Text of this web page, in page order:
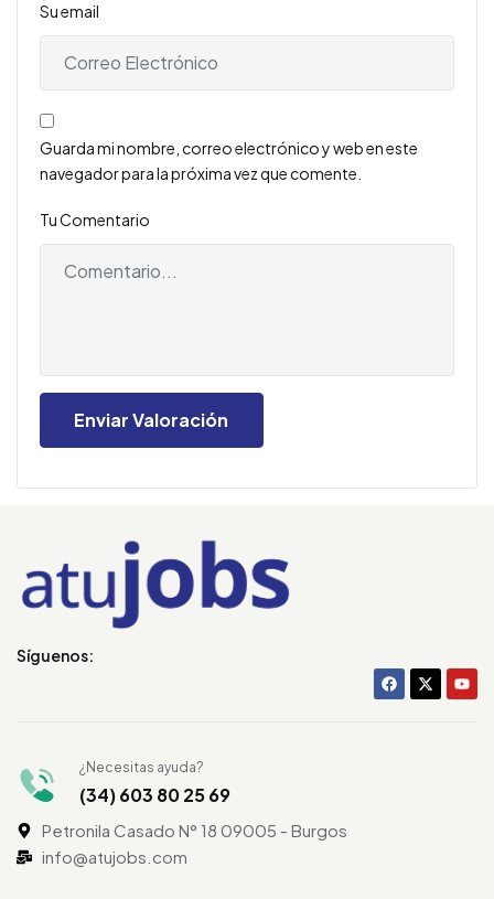
Su email
Guarda mi nombre, correo electrónico y web en este
navegador para la próxima vez que comente.
Tu Comentario
Síguenos:
¿Necesitas ayuda?
(34) 603 80 25 69
Petronila Casado N° 18 09005 - Burgos
info@atujobs.com